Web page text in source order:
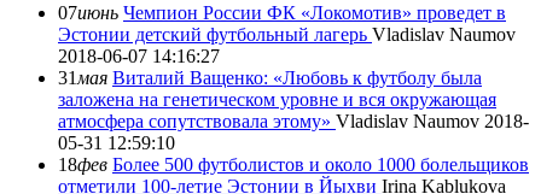
07июнь Чемпион России ФК «Локомотив» проведет в
Эстонии детский футбольный лагерь Vladislav Naumov
2018-06-07 14:16:27
31 мая Виталий Ващенко: «Любовь к футболу была
заложена на генетическом уровне и вся окружающая
атмосфера сопутствовала этому» Vladislav Naumov 2018-
05-31 12:59:10
18фев Более 500 футболистов и около 1000 болельщиков
отметили 100-летие Эстонии в Йыхви Irina Kablukova